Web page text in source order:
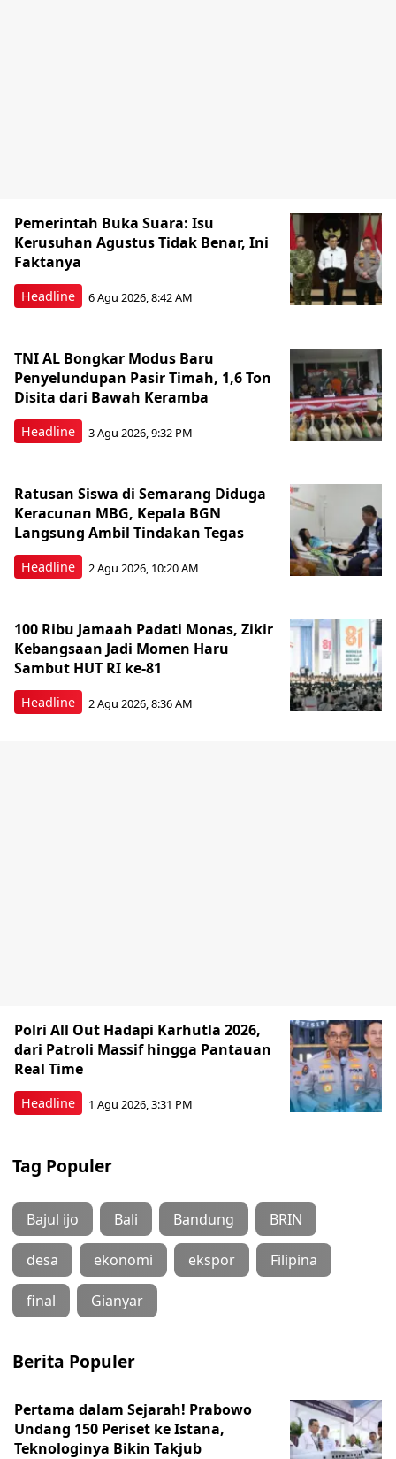
Headline
Pemerintah Buka Suara: Isu
Kerusuhan Agustus Tidak Benar, Ini
Faktanya
6 Agu 2026, 8:42 AM
Headline
TNI AL Bongkar Modus Baru
Penyelundupan Pasir Timah, 1,6 Ton
Disita dari Bawah Keramba
3 Agu 2026, 9:32 PM
Headline
Ratusan Siswa di Semarang Diduga
Keracunan MBG, Kepala BGN
Langsung Ambil Tindakan Tegas
2 Agu 2026, 10:20 AM
Headline
100 Ribu Jamaah Padati Monas, Zikir
Kebangsaan Jadi Momen Haru
Sambut HUT RI ke-81
2 Agu 2026, 8:36 AM
Headline
Polri All Out Hadapi Karhutla 2026,
dari Patroli Massif hingga Pantauan
Real Time
1 Agu 2026, 3:31 PM
Tag Populer
Bajul ijo Bali Bandung BRIN
desa ekonomi ekspor Filipina
final Gianyar
Berita Populer
Pertama dalam Sejarah! Prabowo
Undang 150 Periset ke Istana,
Teknologinya Bikin Takjub